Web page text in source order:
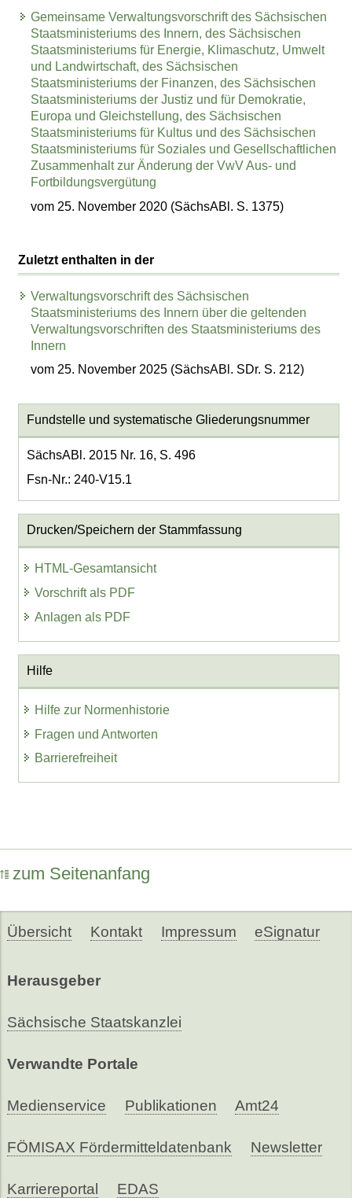
Gemeinsame Verwaltungsvorschrift des Sächsischen
Staatsministeriums des Innern, des Sächsischen
Staatsministeriums für Energie, Klimaschutz, Umwelt
und Landwirtschaft, des Sächsischen
Staatsministeriums der Finanzen, des Sächsischen
Staatsministeriums der Justiz und für Demokratie,
Europa und Gleichstellung, des Sächsischen
Staatsministeriums für Kultus und des Sächsischen
Staatsministeriums für Soziales und Gesellschaftlichen
Zusammenhalt zur Änderung der VwV Aus- und
Fortbildungsvergütung
vom 25. November 2020 (SächsABl. S. 1375)
Zuletzt enthalten in der
Verwaltungsvorschrift des Sächsischen
Staatsministeriums des Innern über die geltenden
Verwaltungsvorschriften des Staatsministeriums des
Innern
vom 25. November 2025 (SächsABl. SDr. S. 212)
Fundstelle und systematische Gliederungsnummer
SächsABl. 2015 Nr. 16, S. 496
Fsn-Nr.: 240-V15.1
Drucken/Speichern der Stammfassung
HTML-Gesamtansicht
Vorschrift als PDF
Anlagen als PDF
Hilfe
Hilfe zur Normenhistorie
Fragen und Antworten
Barrierefreiheit
zum Seitenanfang
Übersicht Kontakt Impressum eSignatur
Herausgeber
Sächsische Staatskanzlei
Verwandte Portale
Medienservice Publikationen Amt24
FÖMISAX Fördermitteldatenbank Newsletter
Karriereportal EDAS